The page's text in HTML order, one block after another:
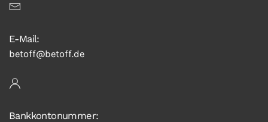
E-Mail:
betoff@betoff.de
Bankkontonummer: